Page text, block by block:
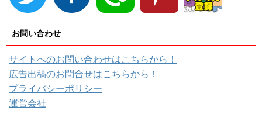
お問い合わせ
サイトへのお問い合わせはこちらから！
広告出稿のお問合せはこちらから！
プライバシーポリシー
運営会社